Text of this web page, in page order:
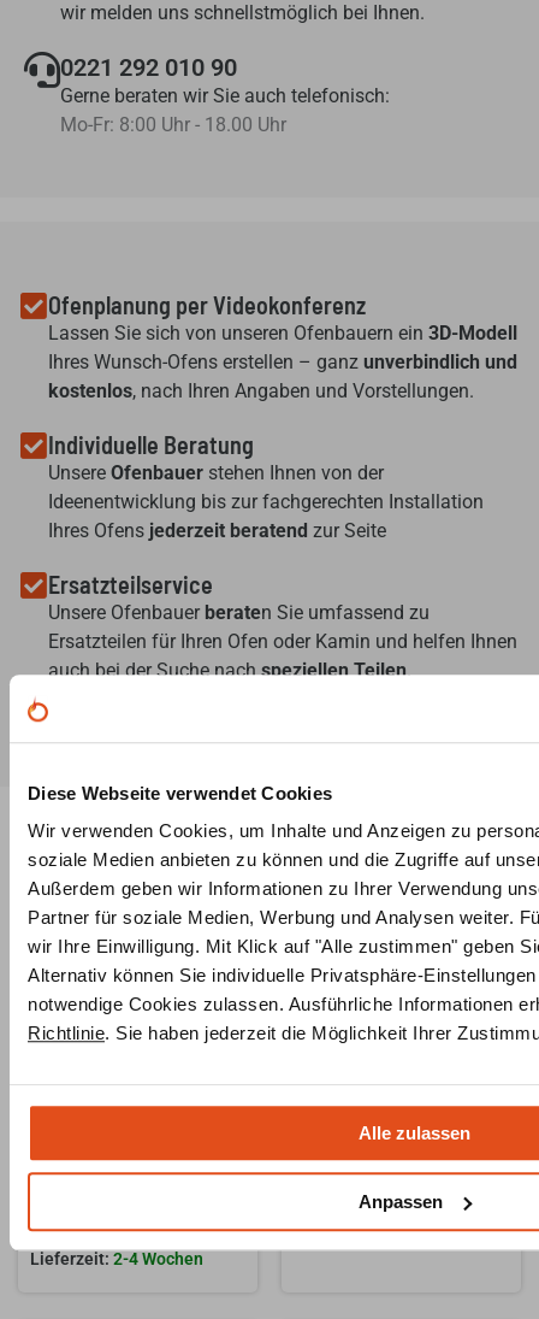
Diese Webseite verwendet Cookies
Wir verwenden Cookies, um Inhalte und Anzeigen zu
soziale Medien anbieten zu können und die Zugriffe auf
Außerdem geben wir Informationen zu Ihrer Verwendung
Partner für soziale Medien, Werbung und Analysen weiter.
wir Ihre Einwilligung. Mit Klick auf "Alle zustimmen" geben
Alternativ können Sie individuelle Privatsphäre-
notwendige Cookies zulassen. Ausführliche Informationen
Richtlinie. Sie haben jederzeit die Möglichkeit Ihrer
Alle zulassen
Anpassen
wir melden uns schnellstmöglich bei Ihnen.
0221 292 010 90
Gerne beraten wir Sie auch telefonisch:
Mo-Fr: 8:00 Uhr - 18.00 Uhr
Ofenplanung per Videokonferenz
Lassen Sie sich von unseren Ofenbauern ein 3D-Modell
Ihres Wunsch-Ofens erstellen – ganz unverbindlich und
kostenlos, nach Ihren Angaben und Vorstellungen.
Individuelle Beratung
Unsere Ofenbauer stehen Ihnen von der
Ideenentwicklung bis zur fachgerechten Installation
Ihres Ofens jederzeit beratend zur Seite
Ersatzteilservice
Unsere Ofenbauer beraten Sie umfassend zu
Ersatzteilen für Ihren Ofen oder Kamin und helfen Ihnen
auch bei der Suche nachspeziellen Teilen.
Ähnliche Produkte
Kamin 53/88
2-4 Wochen
Primo Kamineinsatz
Tunnelkamin T 6751 H/K
4.849,00€ inkl. MwSt
2-6 Wochen